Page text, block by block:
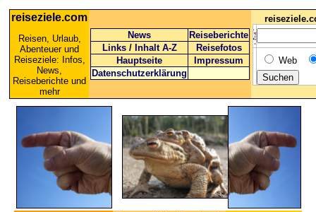
reiseziele.com
Reisen, Urlaub,
Abenteuer und
Reiseziele: Infos,
News,
Reiseberichte und
mehr
News
Reiseberichte
Links / Inhalt A-Z
Reisefotos
Hauptseite
Impressum
Datenschutzerklärung
Web